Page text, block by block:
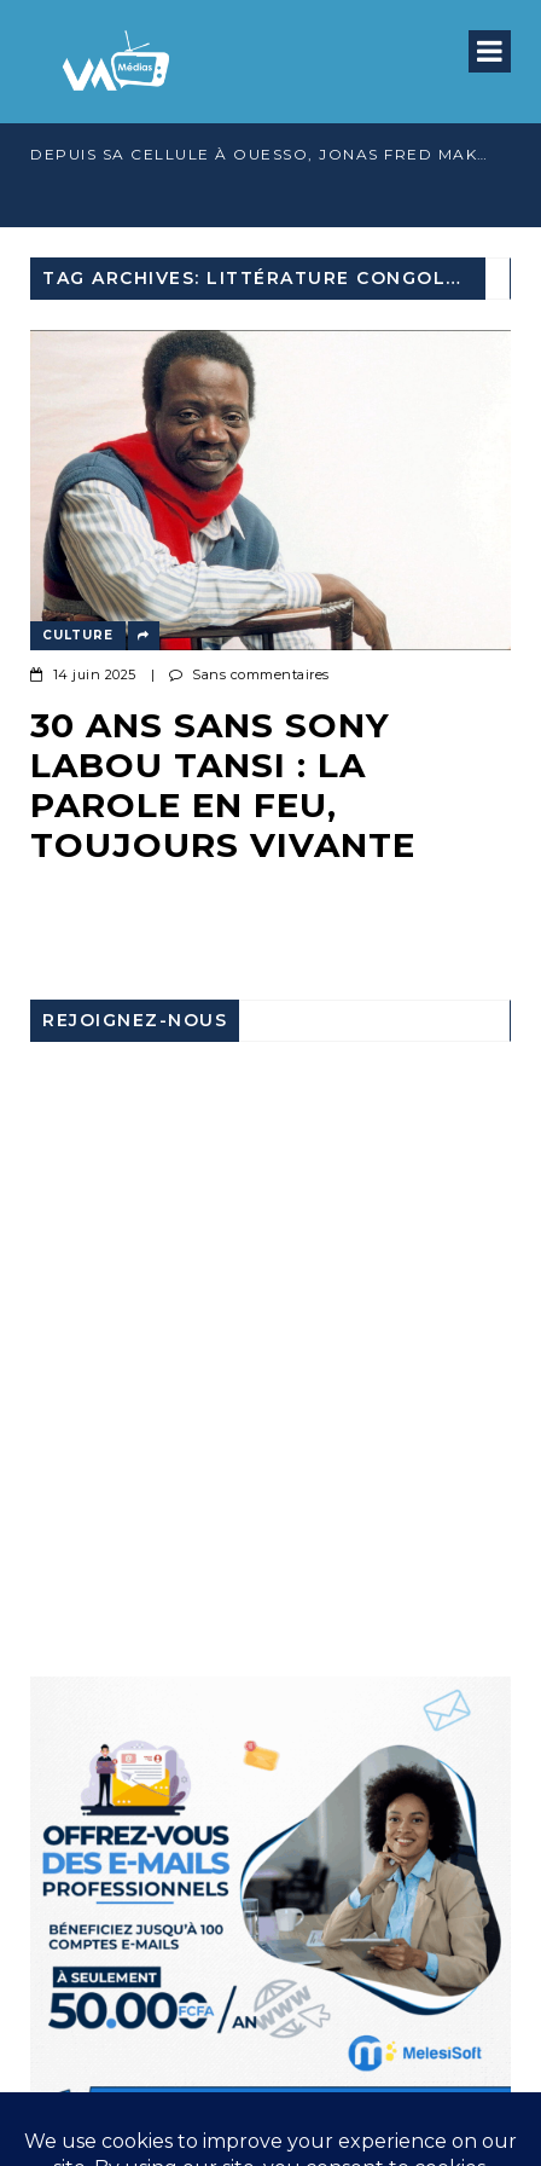
DEPUIS SA CELLULE À OUESSO, JONAS FRED MAKITA DÉNONCE CE QU’IL QUALIFIE DE DÉNI DE JUSTICE
TAG ARCHIVES: LITTÉRATURE CONGOLAISE
CULTURE
14 juin 2025 | Sans commentaires
30 ANS SANS SONY
LABOU TANSI : LA
PAROLE EN FEU,
TOUJOURS VIVANTE
REJOIGNEZ-NOUS